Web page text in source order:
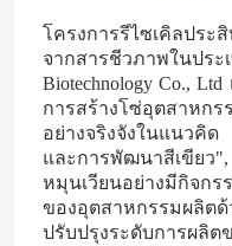
ข่าว
กรณี
ยูเรีย
โครงการรีไซเคิลประ
จากสารชีวภาพในปร
Biotechnology Co.,
การสร้างโซ่อุตสาหก
อย่างจริงจังในแนว
และการพัฒนาสีเขียว
หมุนเวียนอย่างมีกิจก
ของอุตสาหกรรมผลิ
ปรับปรุงระดับการผลิต